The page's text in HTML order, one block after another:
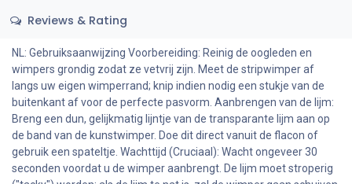
Reviews & Rating
NL: Gebruiksaanwijzing Voorbereiding: Reinig de oogleden en
wimpers grondig zodat ze vetvrij zijn. Meet de stripwimper af
langs uw eigen wimperrand; knip indien nodig een stukje van de
buitenkant af voor de perfecte pasvorm. Aanbrengen van de lijm:
Breng een dun, gelijkmatig lijntje van de transparante lijm aan op
de band van de kunstwimper. Doe dit direct vanuit de flacon of
gebruik een spateltje. Wachttijd (Cruciaal): Wacht ongeveer 30
seconden voordat u de wimper aanbrengt. De lijm moet stroperig